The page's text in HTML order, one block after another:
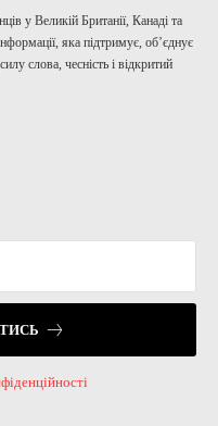
у Великій Британії, Канаді та
яка підтримує, об’єднує
слова, чесність і відкритий